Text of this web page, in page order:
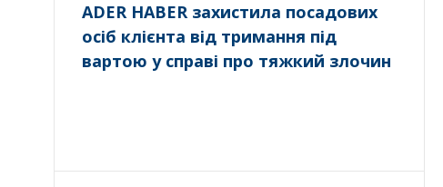
ADER HABER захистила посадових
осіб клієнта від тримання під
вартою у справі про тяжкий злочин